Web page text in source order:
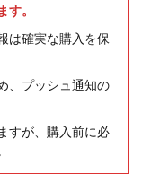
。
は確実な購入を保
、プッシュ通知の
すが、購入前に必